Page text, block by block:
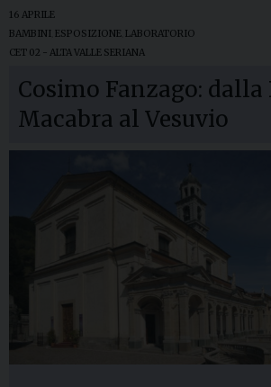
16 APRILE
BAMBINI ESPOSIZIONE LABORATORIO
CET 02 - ALTA VALLE SERIANA
Cosimo Fanzago: dalla
Macabra al Vesuvio